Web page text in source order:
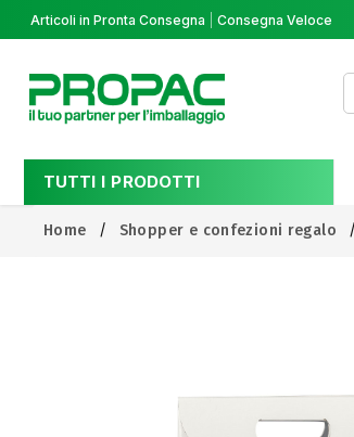
Articoli in Pronta Consegna Consegna Veloce
TUTTI I PRODOTTI
Home Shopper e confezioni regalo